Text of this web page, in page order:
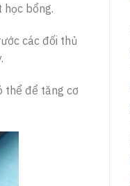
bổng.
các đối thủ
thể để tăng cơ